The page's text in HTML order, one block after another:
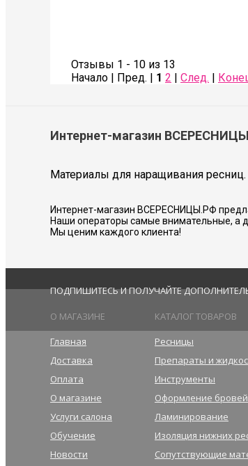
Также сделала
Советую всем!
Соколова Галина
Отзывы 1 - 10 из 13
Начало | Пред. | 1 2 След.
Интернет-магазин
Материалы для наращивания ресниц.
Интернет-магазин ВСЕРЕСНИЦЫ.РФ
Наши операторы самые внимательные, а
Мы ценим каждого клиента!
ПОДПИШИТЕСЬ И ПОЛУЧАЙТЕ
О МАГАЗИНЕ
Главная
Доставка
Оплата
О магазине
Услуги салона
Обучение
Новости
КАТАЛОГ ТОВАРОВ
Ресницы
Препараты и
Инструменты
Оформление бровей
Ламинирование
Изоляция нижних
Сопутствующие